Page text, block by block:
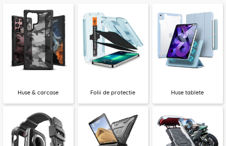
Huse & carcase Folii de protectie Huse tablete